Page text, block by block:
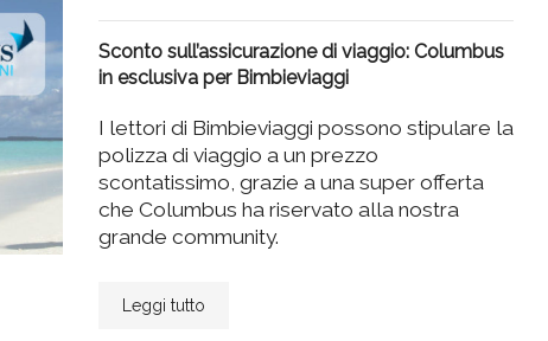
Sconto sull’assicurazione di viaggio: Columbus
in esclusiva per Bimbieviaggi
I lettori di Bimbieviaggi possono stipulare la
polizza di viaggio a un prezzo
scontatissimo, grazie a una super offerta
che Columbus ha riservato alla nostra
grande community.
Leggi tutto